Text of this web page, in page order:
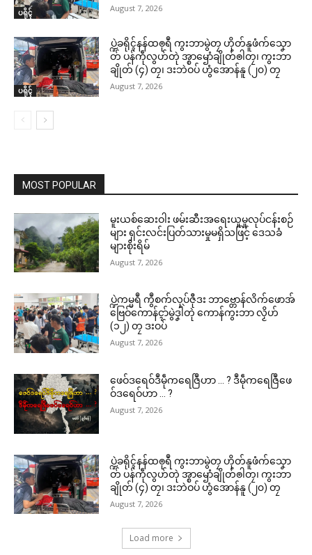
ပရိုၚ် August 7, 2026
ပရိုၚ်
ပ္ဍဲခရိုၚ်နန်ထၜုရဳ ကွးဘာမွဲတၠ ဟိုတ်နူဖံက်သၞော
တ် ပန်ကဵုလွဟ်တုဲ အ္စာၝောံချိုတ်ၜါတၠ၊ ကွးဘာ
ချိုတ် (၄) တၠ၊ ဒးဘဲဝပ် ဟွံအောန်နူ (၂၀) တၠ
August 7, 2026
MOST POPULAR
မူးယစ်ဆေးဝါး ဖမ်းဆီးအရေးယူမှုလုပ်ငန်းစဉ်
များ ရှင်းလင်းပြတ်သားမှုမရှိသဖြင့် ဒေသခံ
များစိုးရိမ်
August 7, 2026
ပ္ဍဲကမ္မရဳ ကွဳစက်လုပ်ဇီုဒး ဘာဗ္တောန်လိက်ဖောအ်
ဗြေဝ်ကောန်ၚာ်မွဲဒၞါဲတုဲ ကောန်ကွးဘာ လၟိဟ်
(၁၂) တၠ ဒးဝပ်
August 7, 2026
ဖေဝ်ဒရေဝ်ဒဳမဵုကရေဇြဳဟာ … ? ဒဳမဵုကရေဇြဳဖေ
ဝ်ဒရေဝ်ဟာ … ?
August 7, 2026
ပ္ဍဲခရိုၚ်နန်ထၜုရဳ ကွးဘာမွဲတၠ ဟိုတ်နူဖံက်သၞော
တ် ပန်ကဵုလွဟ်တုဲ အ္စာၝောံချိုတ်ၜါတၠ၊ ကွးဘာ
ချိုတ် (၄) တၠ၊ ဒးဘဲဝပ် ဟွံအောန်နူ (၂၀) တၠ
August 7, 2026
Load more